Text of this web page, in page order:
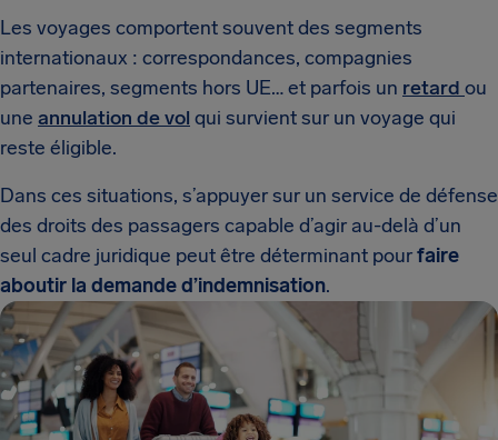
Les voyages comportent souvent des segments
internationaux : correspondances, compagnies
partenaires, segments hors UE… et parfois un retard ou
une annulation de vol qui survient sur un voyage qui
reste éligible.
Dans ces situations, s’appuyer sur un service de défense
des droits des passagers capable d’agir au-delà d’un
seul cadre juridique peut être déterminant pourfaire
aboutir la demande d’indemnisation.